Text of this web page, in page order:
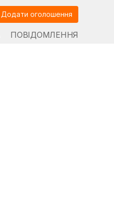
Додати оголошення
ПОВІДОМЛЕННЯ